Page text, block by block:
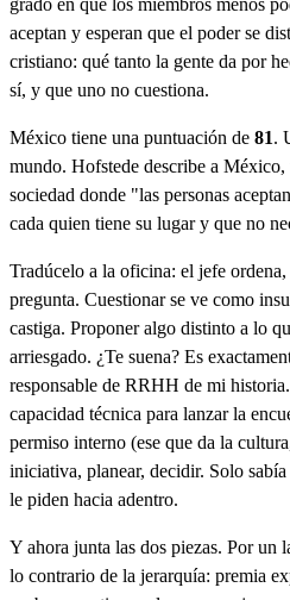
aceptan y esperan que el poder se
cristiano: qué tanto la gente da por
sí, y que uno no cuestiona.
México tiene una puntuación de 81.
mundo. Hofstede describe a
sociedad donde "las personas
cada quien tiene su lugar y que no
Tradúcelo a la oficina: el jefe
pregunta. Cuestionar se ve como
castiga. Proponer algo distinto a lo
arriesgado. ¿Te suena? Es
responsable de RRHH de mi
capacidad técnica para lanzar la
permiso interno (ese que da la
iniciativa, planear, decidir. Solo
le piden hacia adentro.
Y ahora junta las dos piezas. Por un
lo contrario de la jerarquía: premia